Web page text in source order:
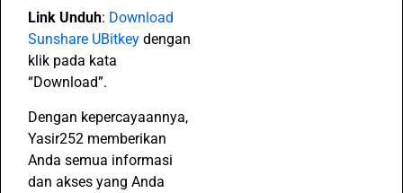
Link Unduh: Download
Sunshare UBitkey dengan
klik pada kata
“Download”.
Dengan kepercayaannya,
Yasir252 memberikan
Anda semua informasi
dan akses yang Anda